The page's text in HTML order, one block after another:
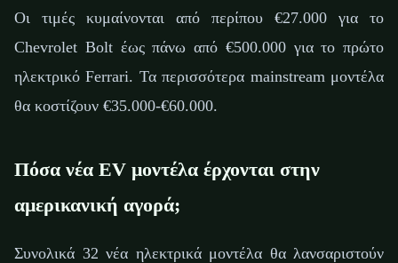
Οι τιμές κυμαίνονται από περίπου €27.000 για το
Chevrolet Bolt έως πάνω από €500.000 για το πρώτο
ηλεκτρικό Ferrari. Τα περισσότερα mainstream μοντέλα
θα κοστίζουν €35.000-€60.000.
Πόσα νέα EV μοντέλα έρχονται στην
αμερικανική αγορά;
Συνολικά 32 νέα ηλεκτρικά μοντέλα θα λανσαριστούν